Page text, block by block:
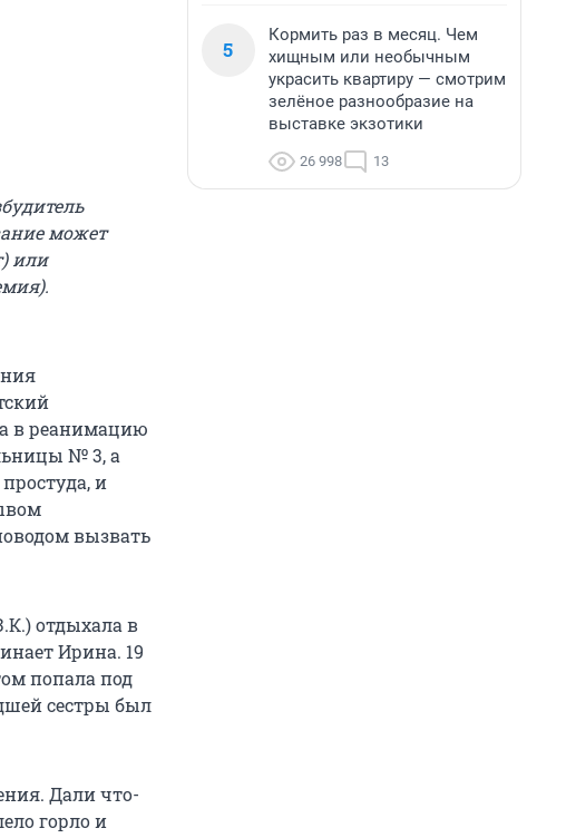
может
или
в реанимацию
№ 3, а
и
вызвать
отдыхала в
Ирина. 19
попала под
сестры был
Дали что-
горло и
5
Кормить раз в месяц. Чем
хищным или необычным
украсить квартиру — смотрим
зелёное разнообразие на
выставке экзотики
26 998 13